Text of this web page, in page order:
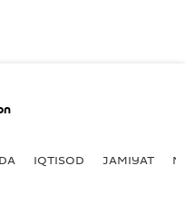
IQTISOD JAMIYAT